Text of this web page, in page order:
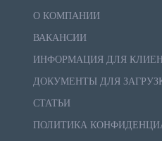
О КОМПАНИИ
ВАКАНСИИ
ИНФОРМАЦИЯ ДЛЯ
ДОКУМЕНТЫ ДЛЯ
СТАТЬИ
ПОЛИТИКА